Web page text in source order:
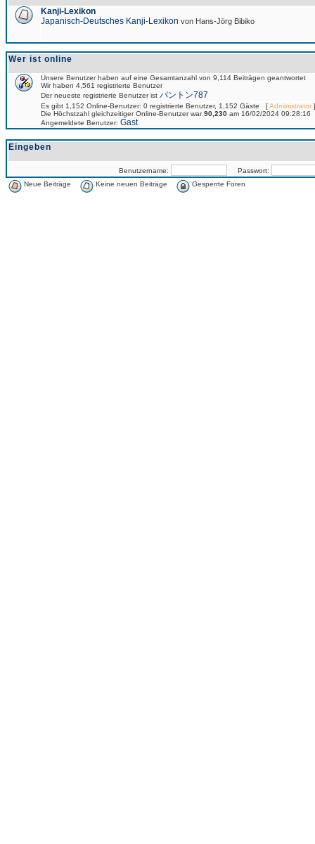
Kanji-Lexikon
Japanisch-Deutsches Kanji-Lexikon von Hans-Jörg Bibiko
Wer ist online
Unsere Benutzer haben auf eine Gesamtanzahl von 9,114 Beiträgen geantwortet
Wir haben 4,561 registrierte Benutzer
Der neueste registrierte Benutzer ist パントン787
Es gibt 1,152 Online-Benutzer: 0 registrierte Benutzer, 1,152 Gäste [Administrator
Die Höchstzahl gleichzeitiger Online-Benutzer war90,230 am 16/02/2024 09:28:16
Angemeldete Benutzer: Gast
Eingeben
Benutzername:
Passwort:
Neue Beiträge
Keine neuen Beiträge Gesperrte Foren